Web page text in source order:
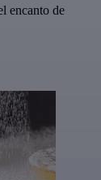
encanto de